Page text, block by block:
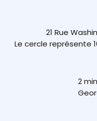
21 Rue
Le cercle représente
2